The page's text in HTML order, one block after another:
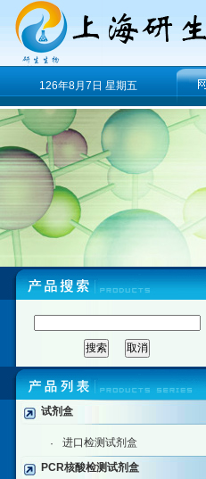
126年8月7日 星期五
试剂盒
·
进口检测试剂盒
PCR核酸检测试剂盒